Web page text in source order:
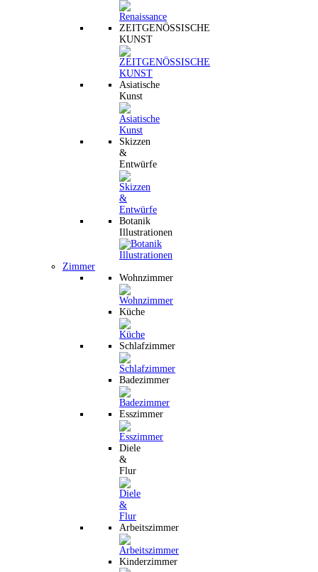
ZEITGENÖSSISCHE
KUNST
Asiatische
Kunst
Skizzen
&
Entwürfe
Botanik
Illustrationen
Zimmer
Wohnzimmer
Küche
Schlafzimmer
Badezimmer
Esszimmer
Diele
&
Flur
Arbeitszimmer
Kinderzimmer